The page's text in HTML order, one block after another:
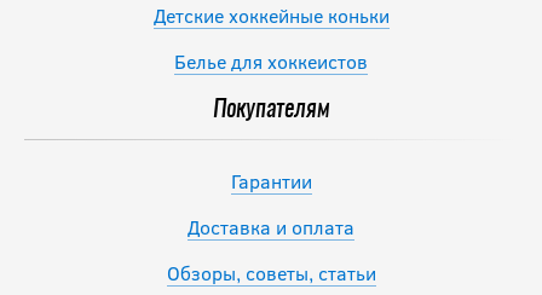
Детские хоккейные коньки
Белье для хоккеистов
Покупателям
Гарантии
Доставка и оплата
Обзоры, советы, статьи